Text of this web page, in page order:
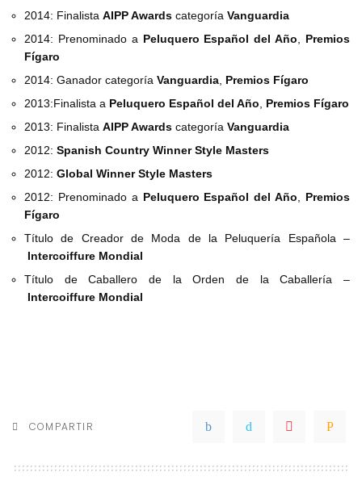
2014: Finalista AIPP Awards categoría Vanguardia
2014: Prenominado a Peluquero Español del Año,
Premios
Fígaro
2014: Ganador categoría Vanguardia, Premios Fígaro
2013:Finalista a Peluquero Español del Año, Premios Fígaro
2013: Finalista AIPP Awards categoría Vanguardia
2012: Spanish Country Winner Style Masters
2012: Global Winner Style Masters
2012: Prenominado a Peluquero Español del Año,
Premios
Fígaro
Título de Creador de Moda de la Peluquería Española –
Intercoiffure Mondial
Título de Caballero de la Orden de la Caballería –
Intercoiffure Mondial
COMPARTIR